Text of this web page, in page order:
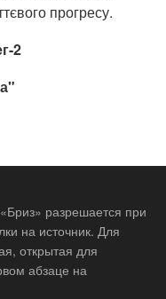
прогресу.
2
разрешается при
на источник. Для
открытая для
абзаце на